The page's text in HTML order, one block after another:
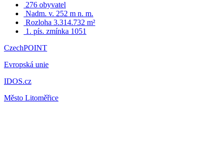
276 obyvatel
Nadm. v. 252 m n. m.
Rozloha 3.314.732 m²
1. pís. zmínka 1051
CzechPOINT
Evropská unie
IDOS.cz
Město Litoměřice